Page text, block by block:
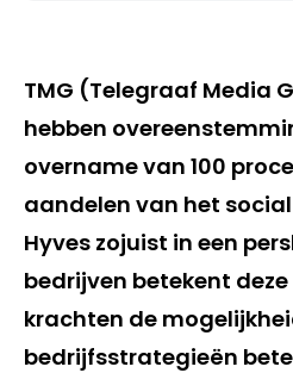
TMG (Telegraaf Media
hebben
overname van 100
aandelen van het
Hyves zojuist in een
bedrijven betekent
krachten de
bedrijfsstrategieën